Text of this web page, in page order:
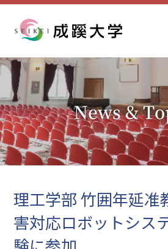
News &
理工学部 竹囲年延准
害対応ロボットシス